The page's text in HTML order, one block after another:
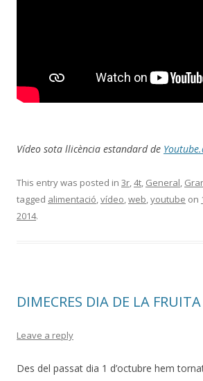
Vídeo sota llicència estandard de
This entry was posted in 3r,4t, General,
tagged alimentació,vídeo,web,youtube on
2014.
DIMECRES DIA DE LA FRUITA
Leave a reply
Des del passat dia 1 d’octubre hem